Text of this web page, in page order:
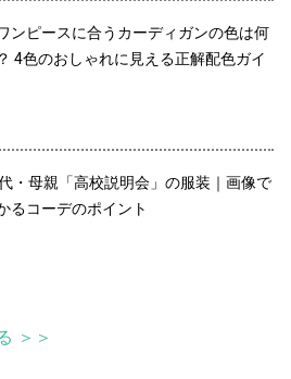
ンピースに合うカーディガンの色は何
4色のおしゃれに見える正解配色ガイ
・母親「高校説明会」の服装｜画像で
るコーデのポイント
＞＞